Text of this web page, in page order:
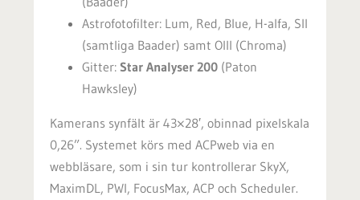
Astrofotofilter: Lum, Red, Blue, H-alfa, SII
(samtliga Baader) samt OIII (Chroma)
Gitter: Star Analyser 200 (Paton
Hawksley)
Kamerans synfält är 43×28′, obinnad pixelskala
0,26”. Systemet körs med ACPweb via en
webbläsare, som i sin tur kontrollerar SkyX,
MaximDL, PWI, FocusMax, ACP och Scheduler.